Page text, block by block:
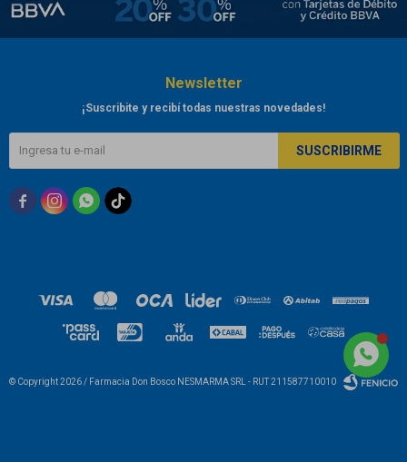
Newsletter
¡Suscribite y recibí todas nuestras novedades!
SUSCRIBIRME
  
© Copyright 2026 / Farmacia Don Bosco NESMARMA SRL - RUT 211587710010